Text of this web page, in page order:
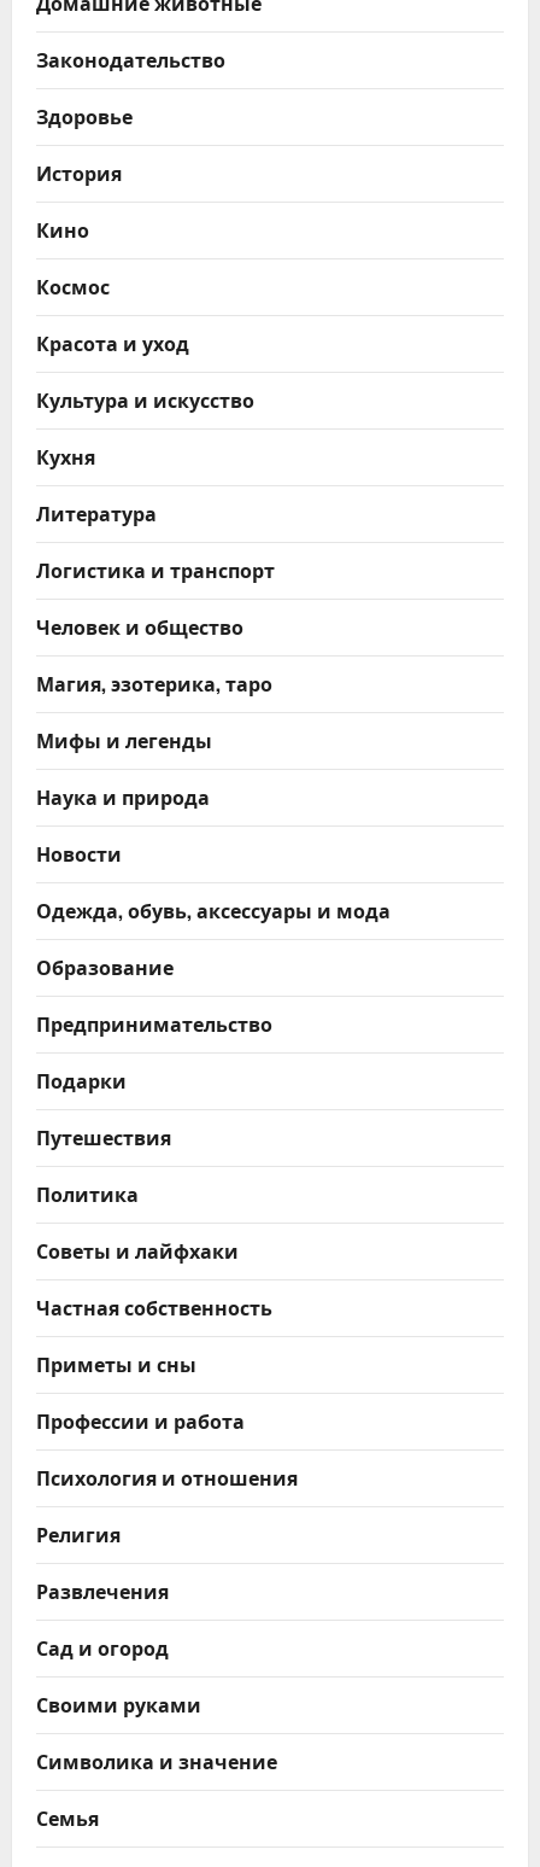
Законодательство
Здоровье
История
Кино
Космос
Красота и уход
Культура и искусство
Кухня
Литература
Логистика и транспорт
Человек и общество
Магия, эзотерика, таро
Мифы и легенды
Наука и природа
Новости
Одежда, обувь, аксессуары и мода
Образование
Предпринимательство
Подарки
Путешествия
Политика
Советы и лайфхаки
Частная собственность
Приметы и сны
Профессии и работа
Психология и отношения
Религия
Развлечения
Сад и огород
Своими руками
Символика и значение
Семья